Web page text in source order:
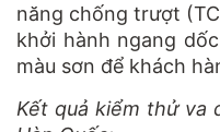
năng chống trượt
khởi hành ngang
màu sơn để khách
Kết quả kiểm thử va